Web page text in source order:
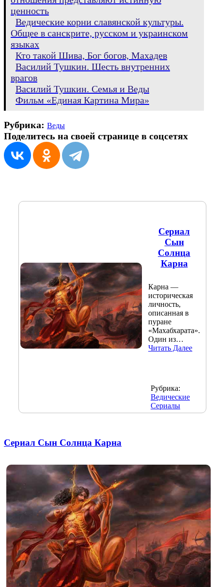
ценность
Ведические корни славянской культуры.
Общее в санскрите, русском и украинском
языках
Кто такой Шива, Бог богов, Махадев
Василий Тушкин. Шесть внутренних
врагов
Василий Тушкин. Семья и Веды
Фильм «Единая Картина Мира»
Рубрика: Веды
Поделитесь на своей странице в соцсетях
Сериал
Сын
Солнца
Карна
Карна —
историческая
личность,
описанная в
пуране
«Махабхарата».
Один из…
Читать Далее
Рубрика:
Ведические
Сериалы
Сериал Сын Солнца Карна